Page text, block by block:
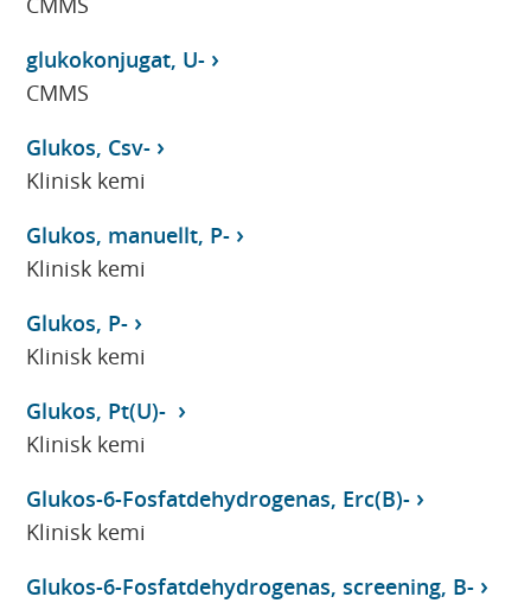
glukokonjugat, U-
CMMS
Glukos, Csv-
Klinisk kemi
Glukos, manuellt, P-
Klinisk kemi
Glukos, P-
Klinisk kemi
Glukos, Pt(U)-
Klinisk kemi
Glukos-6-Fosfatdehydrogenas, Erc(B)-
Klinisk kemi
Glukos-6-Fosfatdehydrogenas, screening, B-